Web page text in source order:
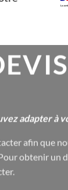
adapter à
afin que
obtenir un